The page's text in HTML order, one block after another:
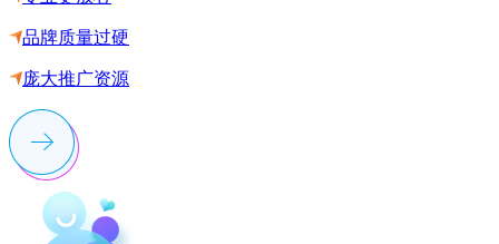
品牌质量过硬
庞大推广资源